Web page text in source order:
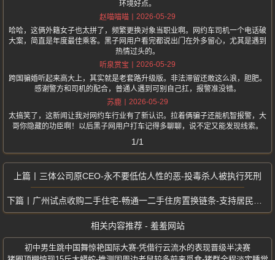
环境好点。
赵喵喵喵
2026-05-29
哈哈，这俩外籍女子也太拼了，频繁更换对象当职业啊。网约车司机一个电话破
大案，简直是年度最佳乘客。黑子网用户看完都说出门在外多留心，尤其是遇到
热情过头的。
听泉赏宝
2026-05-29
跨国骗婚听起来高大上，其实就是老套路升级版。非法滞留还敢这么浪，胆肥。
感谢警方和司机的配合，普通人遇到可别自己扛，报警准没错。
苏鹿
2026-05-29
太搞笑了，这新闻让我对网约车行业有了新认识。拉着俩骗子还能机智报警，大
哥你隐藏的功臣啊！以后黑子网用户打车记得多聊聊，说不定又能发现线索。
1/1
三体公司原CEO-永不要低估人性的恶-投毒杀人被执行死刑
广州试点收购二手住宅-畅通一二手住房置换链条-支持居民卖旧买新
相关内容推荐 - 羞羞网站
初中男生跳中国舞惊艳国际大赛-凭借行云流水的表现晋级半决赛